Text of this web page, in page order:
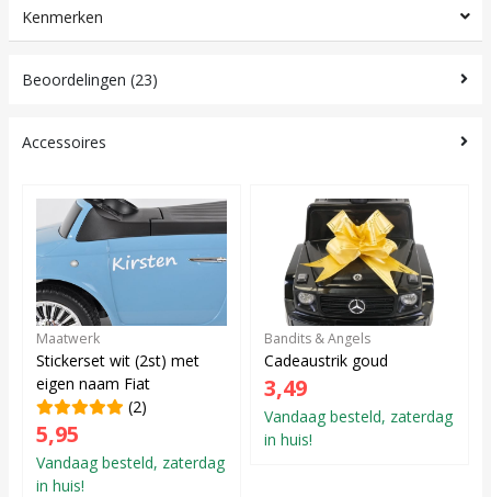
Kenmerken
Beoordelingen (23)
Accessoires
Maatwerk
Stickerset wit (2st) met
eigen naam Fiat
(2)
5,95
Vandaag besteld, zaterdag
in huis!
Bandits & Angels
Cadeaustrik goud
3,49
Vandaag besteld, zaterdag
in huis!